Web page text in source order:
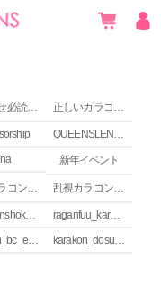
お知らせ必読 (NEWS) 正しいカラコンの使い方
QUEENSLENS Affiliate Program
新年イベント
韓国カラコンguide 乱視カラコンの安全性
toric_zenshoku_review
raganfuu_karakon_erabikata
karakon_bc_erabikata karakon_dosuu_erabikata